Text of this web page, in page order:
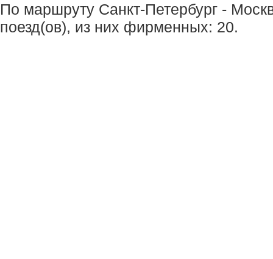
По маршруту Санкт-Петербург -
поезд(ов), из них фирменных: 20.